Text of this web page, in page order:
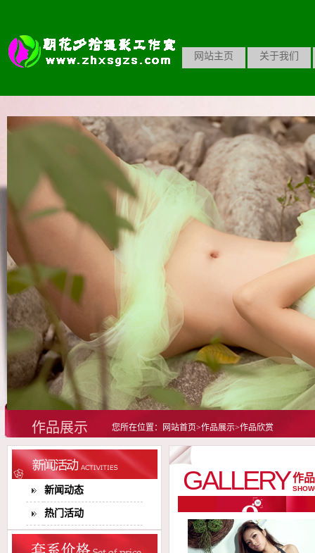
网站主页 关于我们
作品展示 您所在位置：网站首页>作品展示>作品欣赏
新闻动态
热门活动
GALLERY 作